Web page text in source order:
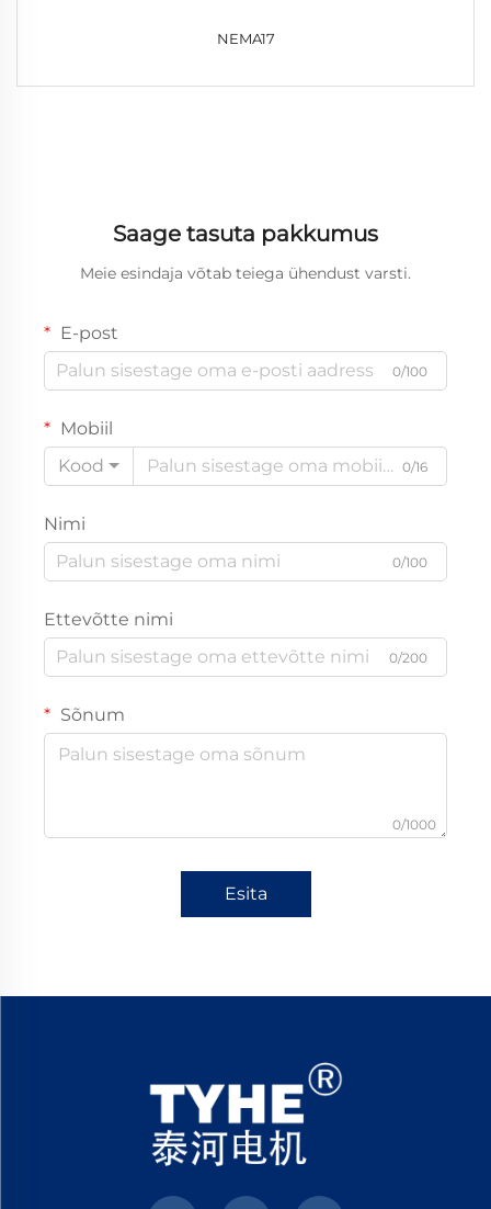
NEMA17
Saage tasuta pakkumus
Meie esindaja võtab teiega ühendust varsti.
E-post
0/100
Mobiil
Kood
0/16
Nimi
0/100
Ettevõtte nimi
0/200
Sõnum
0/1000
Esita